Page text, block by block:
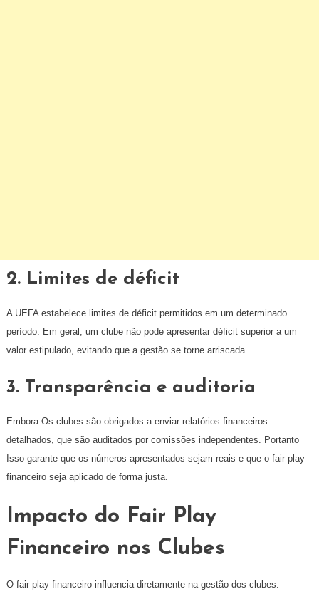
2. Limites de déficit
A UEFA estabelece limites de déficit permitidos em um determinado
período. Em geral, um clube não pode apresentar déficit superior a um
valor estipulado, evitando que a gestão se torne arriscada.
3. Transparência e auditoria
Embora Os clubes são obrigados a enviar relatórios financeiros
detalhados, que são auditados por comissões independentes. Portanto
Isso garante que os números apresentados sejam reais e que o fair play
financeiro seja aplicado de forma justa.
Impacto do Fair Play
Financeiro nos Clubes
O fair play financeiro influencia diretamente na gestão dos clubes: